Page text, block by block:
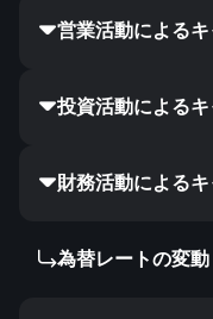
営業活動による
投資活動による
財務活動による
為替レートの変動